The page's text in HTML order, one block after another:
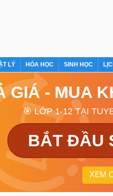
LÝ HÓA HỌC SINH HỌC
GIÁ - MUA
🎯 LỚP 1-12 TẠI
BẮT ĐẦU
XEM